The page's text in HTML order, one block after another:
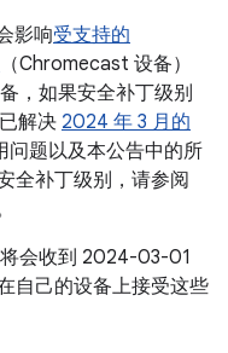
影响受支持的
（Chromecast 设备）
，如果安全补丁级别
解决 2024 年 3 月的
问题以及本公告中的所
全补丁级别，请参阅
会收到 2024-03-01
自己的设备上接受这些